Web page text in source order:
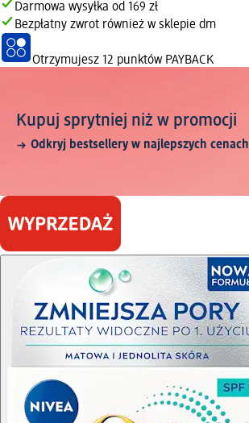
Darmowa wysyłka od 169 zł
Bezpłatny zwrot również w sklepie dm
Otrzymujesz 12 punktów PAYBACK
Kupuj sprytniej niż w promocji
Odkryj bestsellery w najlepszych cenach